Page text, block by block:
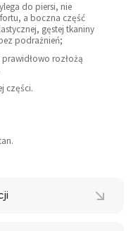
do piersi, nie
a boczna część
gęstej tkaniny
podrażnień;
rozłożą
części.